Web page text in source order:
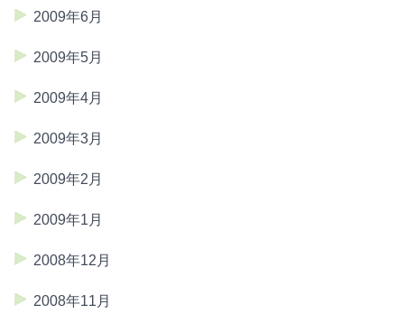
2009年6月
2009年5月
2009年4月
2009年3月
2009年2月
2009年1月
2008年12月
2008年11月